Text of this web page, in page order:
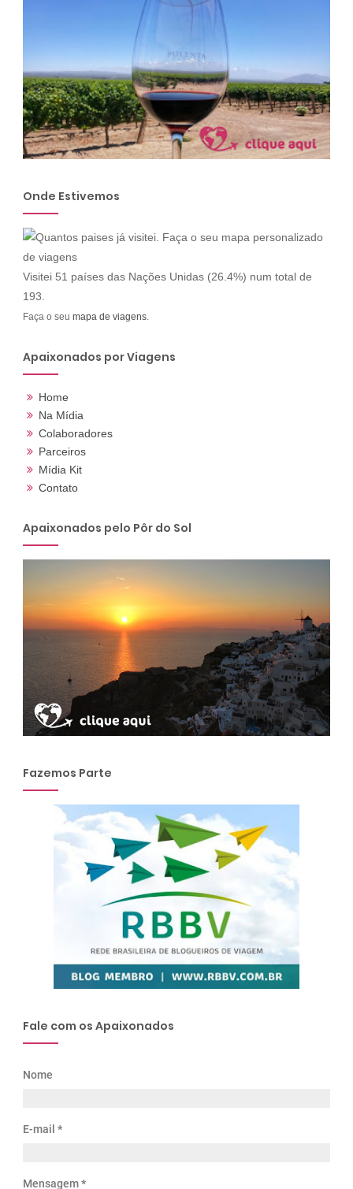
Onde Estivemos
Visitei 51 países das Nações Unidas (26.4%) num total de
193.
Faça o seu mapa de viagens.
Apaixonados por Viagens
Home
Na Mídia
Colaboradores
Parceiros
Mídia Kit
Contato
Apaixonados pelo Pôr do Sol
Fazemos Parte
Fale com os Apaixonados
Nome
E-mail *
Mensagem*